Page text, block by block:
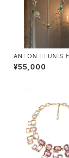
ANTON HEUNIS
イジー コネクトリン
ス
¥55,000